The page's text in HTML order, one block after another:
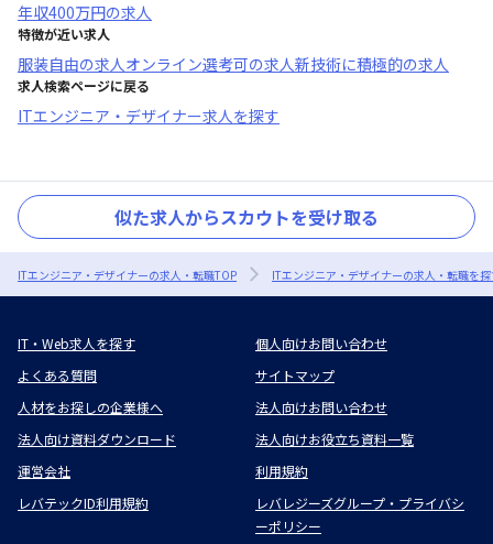
年収400万円の求人
特徴が近い求人
服装自由の求人オンライン選考可の求人新技術に積極的の求人
求人検索ページに戻る
ITエンジニア・デザイナー求人を探す
似た求人からスカウトを受け取る
ITエンジニア・デザイナーの求人・転職TOP ITエンジニア・デザイナーの求人・転職を
IT・Web求人を探す
個人向けお問い合わせ
よくある質問
サイトマップ
人材をお探しの企業様へ
法人向けお問い合わせ
法人向け資料ダウンロード
法人向けお役立ち資料一覧
運営会社
利用規約
レバテックID利用規約
レバレジーズグループ・プライバシ
ーポリシー